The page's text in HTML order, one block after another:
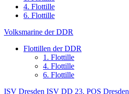
4. Flottille
6. Flottille
Volksmarine der DDR
Flottillen der DDR
1. Flottille
4. Flottille
6. Flottille
ISV Dresden ISV DD 23. POS Dresden